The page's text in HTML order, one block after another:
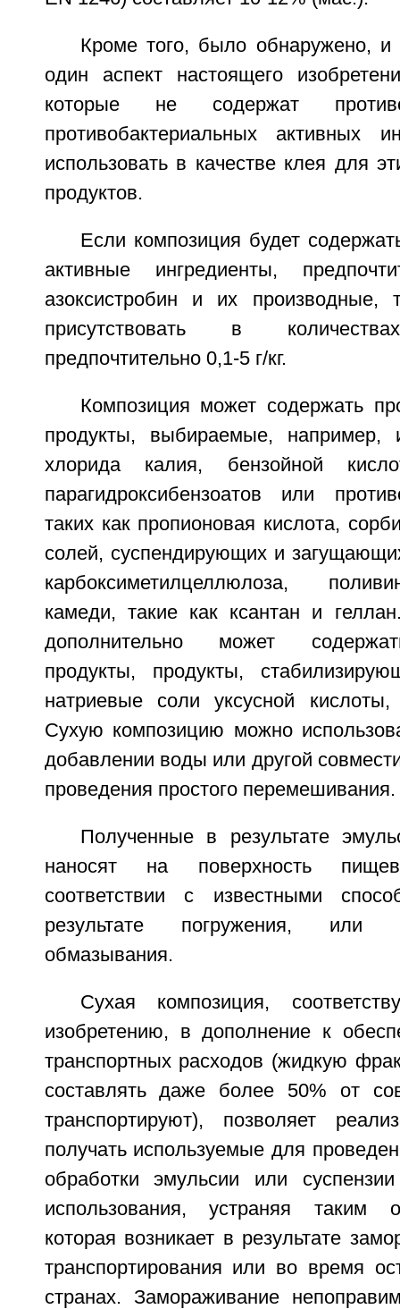
Кроме того, было обнаружено, и
один аспект настоящего
которые не содержат
противобактериальных активных
использовать в качестве клея для
продуктов.
Если композиция будет
активные ингредиенты,
азоксистробин и их производные,
присутствовать в
предпочтительно 0,1-5 г/кг.
Композиция может содержать
продукты, выбираемые, например,
хлорида калия, бензойной
парагидроксибензоатов или
таких как пропионовая кислота,
солей, суспендирующих и
карбоксиметилцеллюлоза,
камеди, такие как ксантан и
дополнительно может
продукты, продукты,
натриевые соли уксусной
Сухую композицию можно
добавлении воды или другой
проведения простого перемешивания.
Полученные в результате
наносят на поверхность
соответствии с известными
результате погружения, или
обмазывания.
Сухая композиция,
изобретению, в дополнение к
транспортных расходов (жидкую
составлять даже более 50% от
транспортируют), позволяет
получать используемые для
обработки эмульсии или
использования, устраняя таким
которая возникает в результате
транспортирования или во время
странах. Замораживание